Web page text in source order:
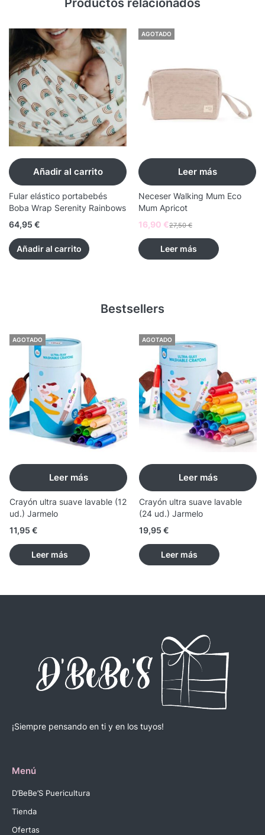
Productos relacionados
Añadir al carrito
Fular elástico portabebés
Boba Wrap Serenity Rainbows
64,95 €
Añadir al carrito
AGOTADO
Leer más
Neceser Walking Mum Eco
Mum Apricot
27,50€
16,90 €
Leer más
Bestsellers
AGOTADO
Leer más
Crayón ultra suave lavable (12
ud.) Jarmelo
11,95 €
Leer más
AGOTADO
Leer más
Crayón ultra suave lavable
(24 ud.) Jarmelo
19,95 €
Leer más
¡Siempre pensando en ti y en los tuyos!
Menú
D’BeBe’S Puericultura
Tienda
Ofertas